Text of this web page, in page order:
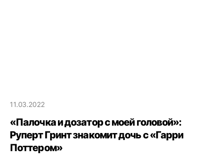
11.03.2022
«Палочка и дозатор с моей головой»:
Руперт Гринт знакомит дочь с «Гарри
Поттером»